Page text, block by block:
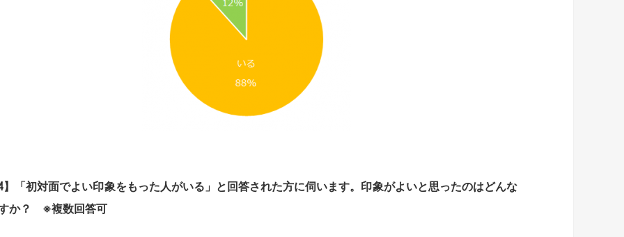
「初対面でよい印象をもった人がいる」と回答された方に伺います。 印象がよいと思ったのはどんな
か？ ※複数回答可